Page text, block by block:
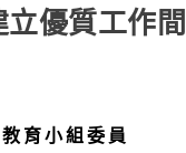
優質工作間
育小組委員